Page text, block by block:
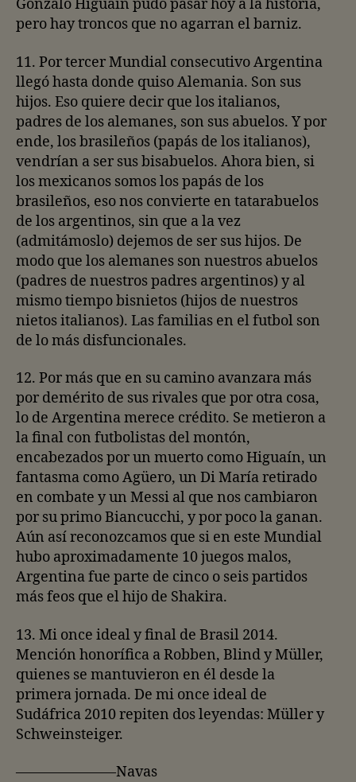
Gonzalo Higuaín pudo pasar hoy a la historia,
pero hay troncos que no agarran el barniz.
11. Por tercer Mundial consecutivo Argentina
llegó hasta donde quiso Alemania. Son sus
hijos. Eso quiere decir que los italianos,
padres de los alemanes, son sus abuelos. Y por
ende, los brasileños (papás de los italianos),
vendrían a ser sus bisabuelos. Ahora bien, si
los mexicanos somos los papás de los
brasileños, eso nos convierte en tatarabuelos
de los argentinos, sin que a la vez
(admitámoslo) dejemos de ser sus hijos. De
modo que los alemanes son nuestros abuelos
(padres de nuestros padres argentinos) y al
mismo tiempo bisnietos (hijos de nuestros
nietos italianos). Las familias en el futbol son
de lo más disfuncionales.
12. Por más que en su camino avanzara más
por demérito de sus rivales que por otra cosa,
lo de Argentina merece crédito. Se metieron a
la final con futbolistas del montón,
encabezados por un muerto como Higuaín, un
fantasma como Agüero, un Di María retirado
en combate y un Messi al que nos cambiaron
por su primo Biancucchi, y por poco la ganan.
Aún así reconozcamos que si en este Mundial
hubo aproximadamente 10 juegos malos,
Argentina fue parte de cinco o seis partidos
más feos que el hijo de Shakira.
13. Mi once ideal y final de Brasil 2014.
Mención honorífica a Robben, Blind y Müller,
quienes se mantuvieron en él desde la
primera jornada. De mi once ideal de
Sudáfrica 2010 repiten dos leyendas: Müller y
Schweinsteiger.
———————Navas